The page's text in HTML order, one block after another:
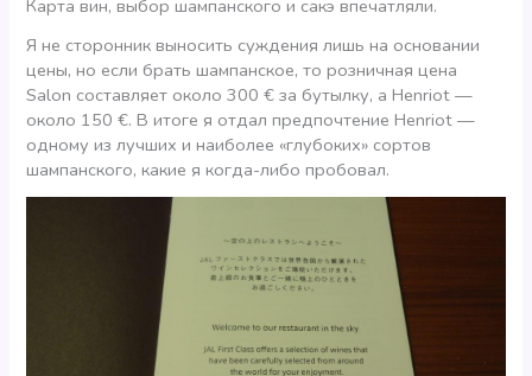
Карта вин, выбор шампанского и сакэ впечатляли.
Я не сторонник выносить суждения лишь на основании
цены, но если брать шампанское, то розничная цена
Salon составляет около 300 € за бутылку, а Henriot —
около 150 €. В итоге я отдал предпочтение Henriot —
одному из лучших и наиболее «глубоких» сортов
шампанского, какие я когда-либо пробовал.